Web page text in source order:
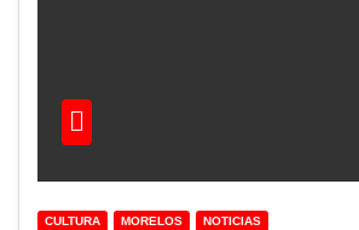
CULTURA MORELOS NOTICIAS